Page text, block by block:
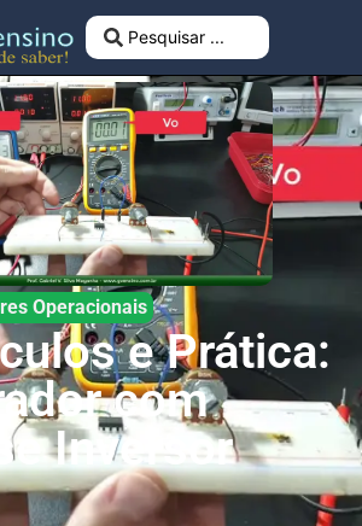
Operacionais
e Prática:
com
Inversor